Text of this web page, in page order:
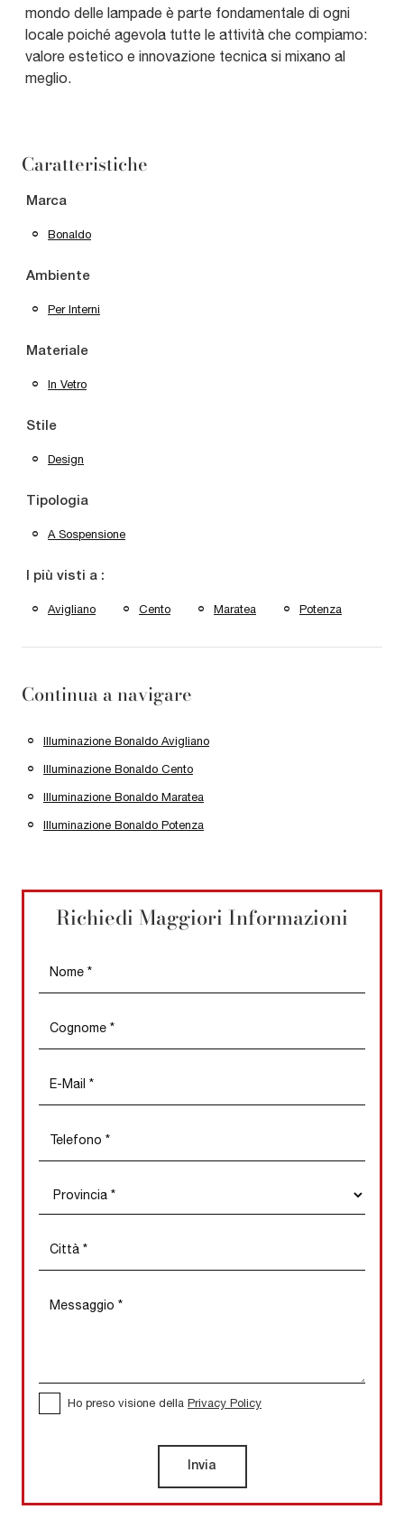
mondo delle lampade è parte fondamentale di ogni
locale poiché agevola tutte le attività che compiamo:
valore estetico e innovazione tecnica si mixano al
meglio.
Caratteristiche
Marca
Bonaldo
Ambiente
Per Interni
Materiale
In Vetro
Stile
Design
Tipologia
A Sospensione
I più visti a :
Avigliano Cento Maratea Potenza
Continua a navigare
Illuminazione Bonaldo Avigliano
Illuminazione Bonaldo Cento
Illuminazione Bonaldo Maratea
Illuminazione Bonaldo Potenza
Richiedi Maggiori Informazioni
Ho preso visione della Privacy Policy
Invia